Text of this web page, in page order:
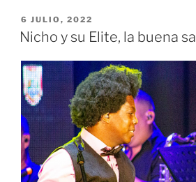
c
e
b
o
o
k
itt
er s
A
p
p
6 JULIO, 2022
Nicho y su Elite, la buena